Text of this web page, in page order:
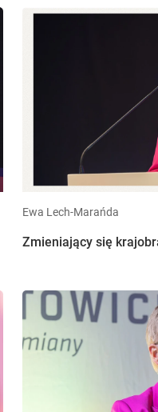
Ewa Lech-Marańda
Zmieniający się